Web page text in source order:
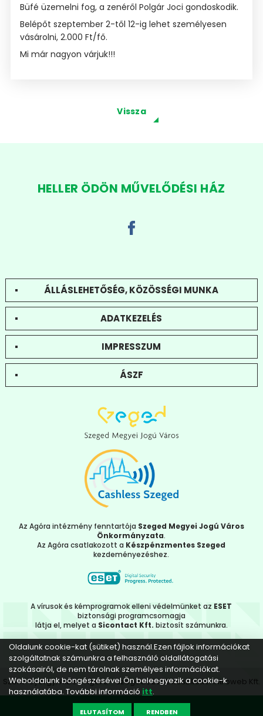
Büfé üzemelni fog, a zenéről Polgár Joci gondoskodik.
Belépőt szeptember 2-től 12-ig lehet személyesen
vásárolni, 2.000 Ft/fő.
Mi már nagyon várjuk!!!
Vissza
Oldalunk cookie-kat (sütiket) használ.Ezen fájlok információkat
szolgáltatnak számunkra a felhasználó oldallátogatási
szokásairól, de nem tárolnak személyes információkat.
Weboldalunk böngészésével Ön beleegyezik a cookie-k
használatába. További információ itt.
ELUTASÍTOM RENDBEN
HELLER ÖDÖN MŰVELŐDÉSI HÁZ
ÁLLÁSLEHETŐSÉG, KÖZÖSSÉGI MUNKA
ADATKEZELÉS
IMPRESSZUM
ÁSZF
Az Agóra intézmény fenntartója Szeged Megyei Jogú Város
Önkormányzata.
Az Agóra csatlakozott a Készpénzmentes Szeged
kezdeményezéshez.
A vírusok és kémprogramok elleni védelmünket az ESET
biztonsági programcsomagja
látja el, melyet a Sicontact Kft. biztosít számunkra.
Szent-Györgyi Albert Agóra - Szeged | 2022 Készítette:Introweb Kft.